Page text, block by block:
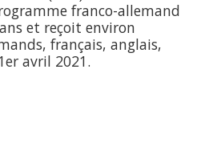
franco-allemand
et reçoit environ
français, anglais,
avril 2021.